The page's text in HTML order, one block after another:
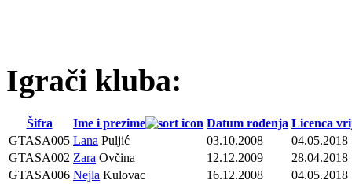
Igrači kluba:
Šifra Ime i prezime Datum rođenja Licenca
GTASA005 Lana Puljić 03.10.2008
04.05.2018
GTASA002 Zara Ovčina 12.12.2009
28.04.2018
GTASA006 Nejla Kulovac 16.12.2008
04.05.2018